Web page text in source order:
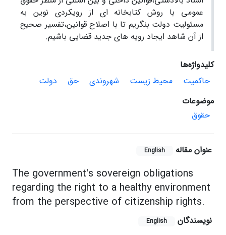
عمومی با روش کتابخانه ای از رویکردی نوین به
مسئولیت دولت بنگریم تا با اصلاح قوانین،تفسیر صحیح
از آن شاهد ایجاد رویه های جدید قضایی باشیم.
کلیدواژه‌ها
حاکمیت
محیط زیست شهروندی حق
دولت
موضوعات
حقوق
عنوان مقاله English
The government's sovereign obligations
regarding the right to a healthy environment
from the perspective of citizenship rights.
نویسندگان English